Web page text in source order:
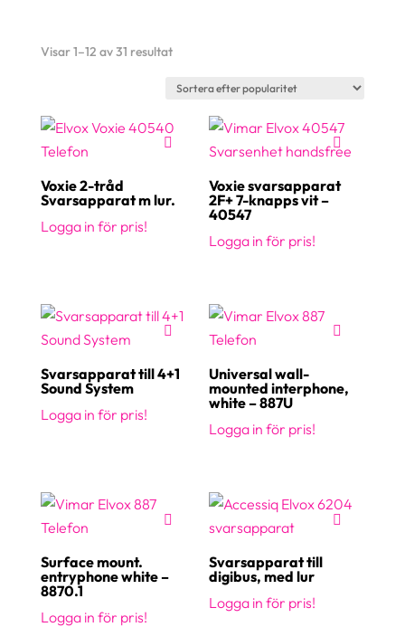
Visar 1–12 av 31 resultatSortera
Voxie 2-tråd
Svarsapparat m lur.
Logga in för pris!
Voxie svarsapparat
2F+ 7-knapps vit –
40547
Logga in för pris!
Svarsapparat till 4+1
Sound System
Logga in för pris!
Universal wall-
mounted interphone,
white – 887U
Logga in för pris!
Surface mount.
entryphone white –
8870.1
Logga in för pris!
Svarsapparat till
digibus, med lur
Logga in för pris!